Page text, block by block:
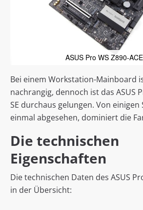
ASUS Pro WS Z890-
Bei einem Workstation-Mainboard
nachrangig, dennoch ist das ASUS
SE durchaus gelungen. Von
einmal abgesehen, dominiert die
Die technischen
Eigenschaften
Die technischen Daten des ASUS
in der Übersicht: